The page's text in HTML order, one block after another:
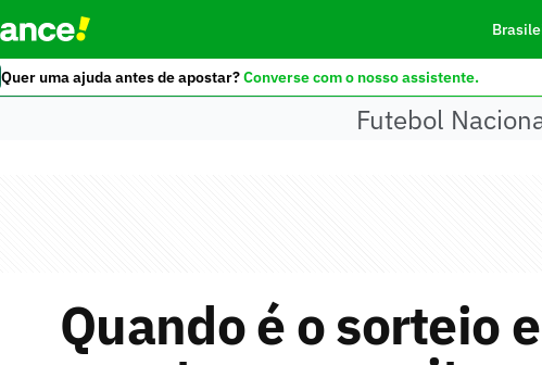
Quer uma ajuda antes de apostar?Converse com o nosso assistente.
Futebol
Quando é o sorteio